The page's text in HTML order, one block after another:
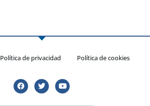
Política de privacidad Política de cookies